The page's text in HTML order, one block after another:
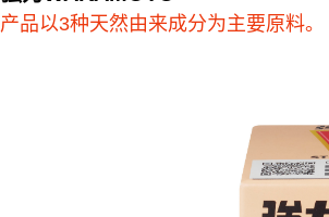
产品以3种天然由来成分为主要原料。